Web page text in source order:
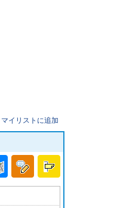
マイリストに追加